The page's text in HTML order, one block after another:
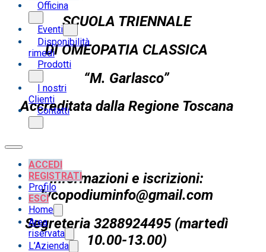
Officina
Eventi
Disponibilità
rimedi
Prodotti
I nostri
Clienti
Contatti
ACCEDI
REGISTRATI
Profilo
ESCI
Home
Area
riservata
L’Azienda
SCUOLA TRIENNALE
DI OMEOPATIA CLASSICA
“M. Garlasco”
Accreditata dalla Regione Toscana
Informazioni e iscrizioni:
lycopodiuminfo@gmail.com
Segreteria 3288924495 (martedì
10.00-13.00)